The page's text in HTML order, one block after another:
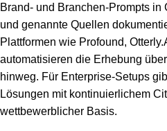
Brand- und Branchen-Prompts in
und genannte Quellen
Plattformen wie Profound,
automatisieren die Erhebung
hinweg. Für Enterprise-Setups
Lösungen mit kontinuierlichem
wettbewerblicher Basis.